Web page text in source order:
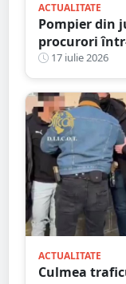
ACTUALITATE
Pompier din
procurori
infantilă
17 iulie 2026
ACTUALITATE
Culmea